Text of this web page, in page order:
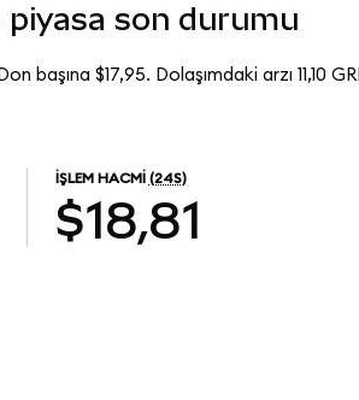
piyasa son durumu
başına $17,95. Dolaşımdaki arzı 11,10
İŞLEM HACMI (24S)
$18,81